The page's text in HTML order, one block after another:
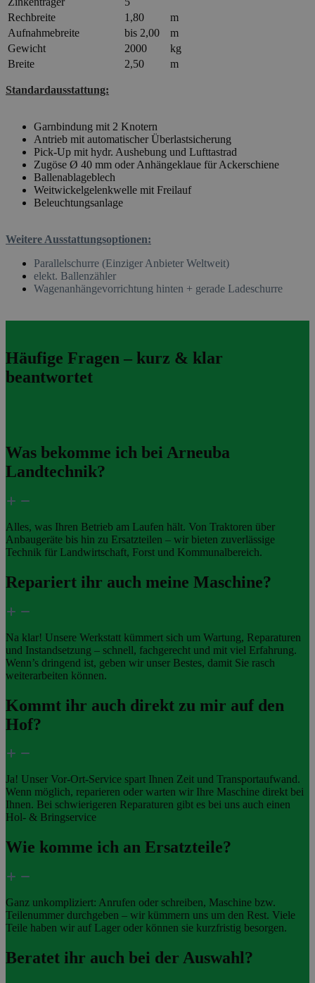
Rechbreite
1,80
m
Aufnahmebreite
bis 2,00
m
Gewicht
2000
kg
Breite
2,50 m
Standardausstattung:
Garnbindung mit 2 Knotern
Antrieb mit automatischer Überlastsicherung
Pick-Up mit hydr. Aushebung und Lufttastrad
Zugöse Ø 40 mm oder Anhängeklaue für Ackerschiene
Ballenablageblech
Weitwickelgelenkwelle mit Freilauf
Beleuchtungsanlage
Weitere Ausstattungsoptionen:
Parallelschurre (Einziger Anbieter Weltweit)
elekt. Ballenzähler
Wagenanhängevorrichtung hinten + gerade Ladeschurre
Häufige Fragen – kurz & klar
beantwortet
Was bekomme ich bei Arneuba
Landtechnik?
Alles, was Ihren Betrieb am Laufen hält. Von Traktoren über
Anbaugeräte bis hin zu Ersatzteilen – wir bieten zuverlässige
Technik für Landwirtschaft, Forst und Kommunalbereich.
Repariert ihr auch meine Maschine?
Na klar! Unsere Werkstatt kümmert sich um Wartung, Reparaturen
und Instandsetzung – schnell, fachgerecht und mit viel Erfahrung.
Wenn’s dringend ist, geben wir unser Bestes, damit Sie rasch
weiterarbeiten können.
Kommt ihr auch direkt zu mir auf den
Hof?
Ja! Unser Vor-Ort-Service spart Ihnen Zeit und Transportaufwand.
Wenn möglich, reparieren oder warten wir Ihre Maschine direkt bei
Ihnen. Bei schwierigeren Reparaturen gibt es bei uns auch einen
Hol- & Bringservice
Wie komme ich an Ersatzteile?
Ganz unkompliziert: Anrufen oder schreiben, Maschine bzw.
Teilenummer durchgeben – wir kümmern uns um den Rest. Viele
Teile haben wir auf Lager oder können sie kurzfristig besorgen.
Beratet ihr auch bei der Auswahl?